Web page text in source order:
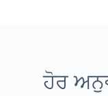
ਹੋਰ